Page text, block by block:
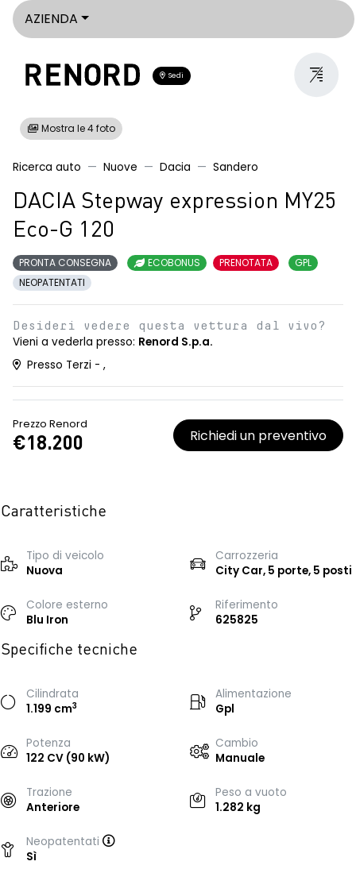
AZIENDA
Sedi
Mostra le 4 foto
Ricerca auto Nuove Dacia Sandero
DACIA Stepway expression MY25
Eco-G 120
PRONTA CONSEGNA ECOBONUS PRENOTATA
GPL
NEOPATENTATI
Desideri vedere questa vettura dal vivo?
Vieni a vederla presso: Renord S.p.a.
Presso Terzi - ,
Prezzo Renord
€18.200 Richiedi un preventivo
Caratteristiche
Tipo di veicolo
Nuova
Carrozzeria
City Car, 5 porte, 5 posti
Colore esterno
Blu Iron
Riferimento
625825
Specifiche tecniche
Cilindrata
1.199 cm3
Alimentazione
Gpl
Potenza
122 CV (90 kW)
Cambio
Manuale
Trazione
Anteriore
Peso a vuoto
1.282 kg
Neopatentati
Sì